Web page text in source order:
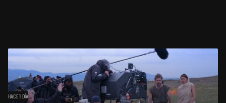
HACE 1 DÍA